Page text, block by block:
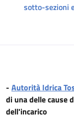
sotto-sezioni
- Autorità Idrica
di una delle cause
dell'incarico